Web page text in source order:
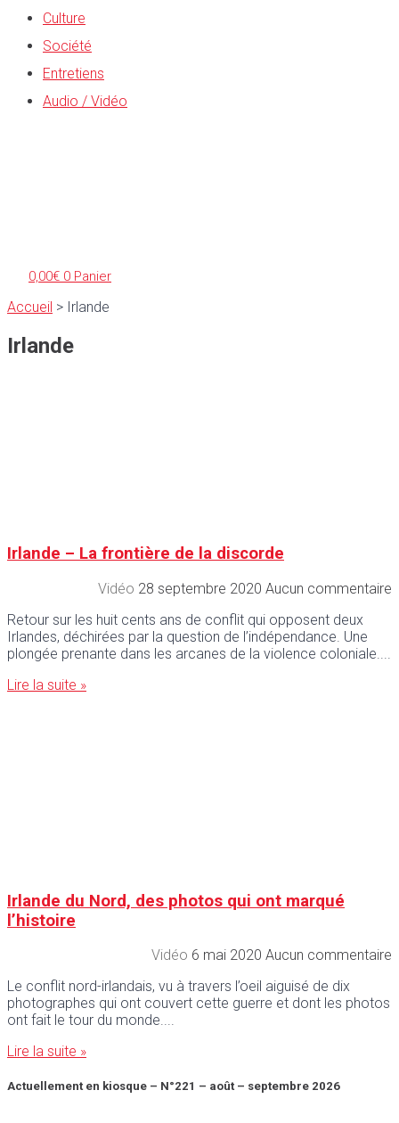
Culture
Société
Entretiens
Audio / Vidéo
0,00€ 0 Panier
Accueil > Irlande
Irlande
Irlande – La frontière de la discorde
Vidéo 28 septembre 2020 Aucun commentaire
Retour sur les huit cents ans de conflit qui opposent deux
Irlandes, déchirées par la question de l’indépendance. Une
plongée prenante dans les arcanes de la violence coloniale.
Lire la suite »
Irlande du Nord, des photos qui ont marqué
l’histoire
Vidéo 6 mai 2020 Aucun commentaire
Le conflit nord-irlandais, vu à travers l’oeil aiguisé de dix
photographes qui ont couvert cette guerre et dont les photos
ont fait le tour du monde.
Lire la suite »
Actuellement en kiosque – N°221 – août – septembre 2026